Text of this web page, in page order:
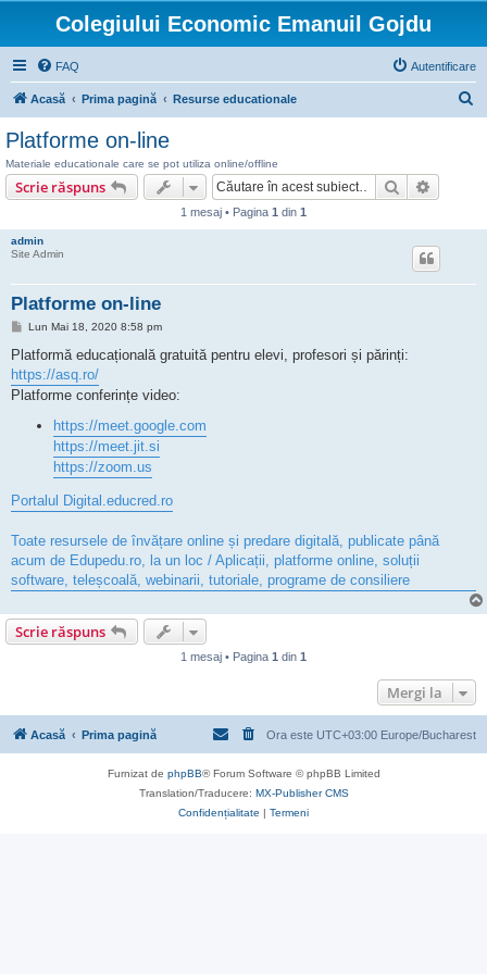
Colegiului Economic Emanuil Gojdu
FAQ Autentificare
Acasă Prima pagină Resurse educationale
r
Platforme on-line
Materiale educationale care se pot utiliza online/offline
Scrie răspuns Căutare
1 mesaj • Pagina 1 din 1
admin
Site Admin
Platforme on-line
M
s
j
Lun Mai 18, 2020 8:58 pm
Platformă educațională gratuită pentru elevi, profesori și părinți:
https://asq.ro/
Platforme conferințe video:
https://meet.google.com
https://meet.jit.si
https://zoom.us
Portalul Digital.educred.ro
Toate resursele de învățare online și predare digitală, publicate până
acum de Edupedu.ro, la un loc / Aplicații, platforme online, soluții
software, teleșcoală, webinarii, tutoriale, programe de consiliere
Scrie răspuns
1 mesaj • Pagina 1 din 1
Mergi la
Acasă Prima pagină Ora este UTC+03:00 Europe/Bucharest
Furnizat de phpBB® Forum Software © phpBB Limited
Translation/Traducere: MX-Publisher CMS
Confidențialitate | Termeni